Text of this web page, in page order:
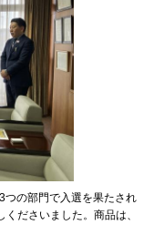
つの部門で入選を果たされ
ださいました。商品は、